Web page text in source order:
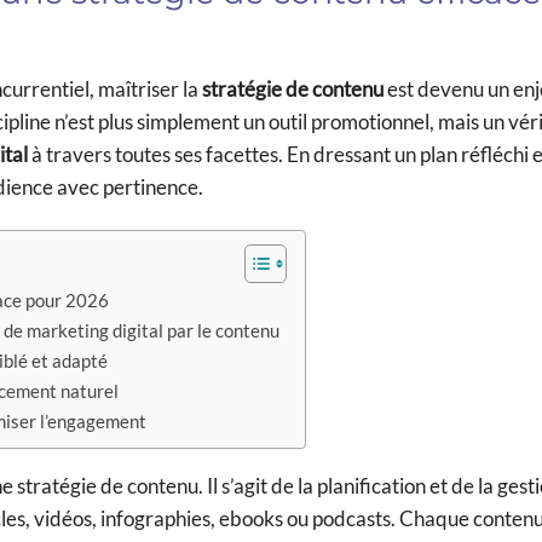
maîtriser lastratégie de contenuest devenu un
n’est plus simplement un outil promotionnel, mais un
à travers toutes ses facettes. En dressant un plan réfléchi
avec pertinence.
pour 2026
marketing digital par le contenu
et adapté
naturel
l’engagement
stratégie de contenu. Il s’agit de la planification et de la
vidéos, infographies, ebooks ou podcasts. Chaque